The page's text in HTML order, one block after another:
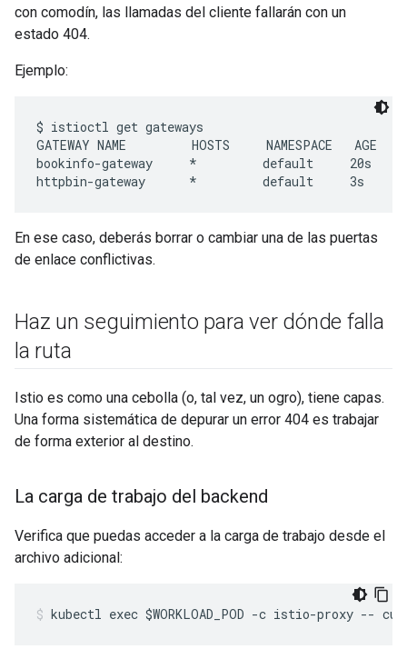
con comodín, las llamadas del cliente fallarán con un
estado 404.
Ejemplo:
$ istioctl get gateways
GATEWAY NAME         HOSTS     NAMESPACE   AGE
bookinfo-gateway     *         default     20s
httpbin-gateway      *         default     3s
En ese caso, deberás borrar o cambiar una de las puertas
de enlace conflictivas.
Haz un seguimiento para ver dónde falla
la ruta
Istio es como una cebolla (o, tal vez, un ogro), tiene capas.
Una forma sistemática de depurar un error 404 es trabajar
de forma exterior al destino.
La carga de trabajo del backend
Verifica que puedas acceder a la carga de trabajo desde el
archivo adicional:
kubectl exec $WORKLOAD_POD -c istio-proxy --